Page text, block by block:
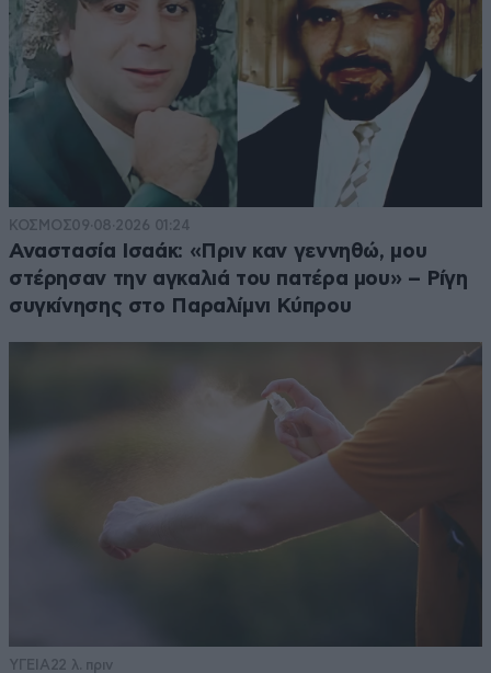
ΚΟΣΜΟΣ09·08·2026 01:24
Αναστασία Ισαάκ: «Πριν καν γεννηθώ, μου
στέρησαν την αγκαλιά του πατέρα μου» – Ρίγη
συγκίνησης στο Παραλίμνι Κύπρου
ΥΓΕΙΑ22 λ. πριν